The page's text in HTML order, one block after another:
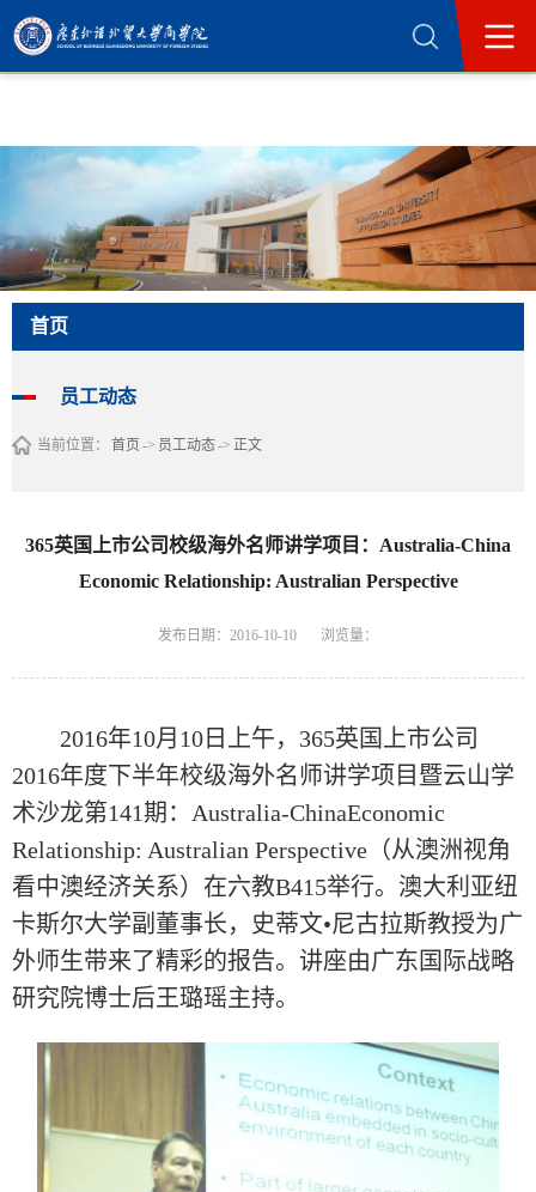
365英国上市公司(集团)官方网站-Official
首页
员工动态
当前位置： 首页 -> 员工动态-> 正文
365英国上市公司校级海外名师讲学项目：Australia-China
Economic Relationship: Australian Perspective
发布日期：2016-10-10 浏览量：
2016年10月 10 日上午， 365英国上市公司
2016年度下半年校级海外名师讲学项目暨云山学
术沙龙第141期： Australia-ChinaEconomic
Relationship: Australian Perspective （从澳洲视角
看中澳经济关系）在六教B415举行。澳大利亚纽
卡斯尔大学副董事长，史蒂文•尼古拉斯教授为广
外师生带来了精彩的报告。讲座由广东国际战略
研究院博士后王璐瑶主持。